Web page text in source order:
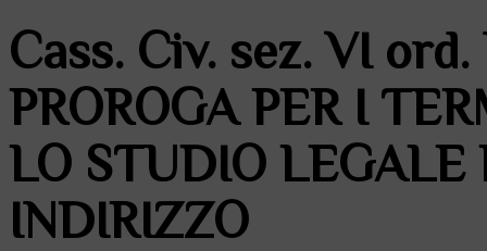
Cass. Civ. sez. VI
PROROGA PER I
LO STUDIO LEGALE
INDIRIZZO